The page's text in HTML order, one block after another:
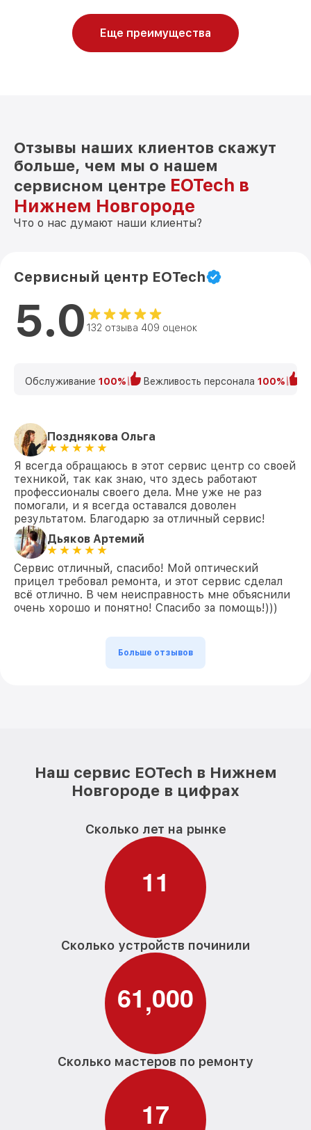
Еще преимущества
Отзывы наших клиентов скажут
больше, чем мы о нашем
сервисном центре EOTech в
Нижнем Новгороде
Что о нас думают наши клиенты?
Сервисный центр EOTech
5.0 132 отзыва 409 оценок
Обслуживание 100% Вежливость персонала 100%
Позднякова Ольга
Я всегда обращаюсь в этот сервис центр со своей
техникой, так как знаю, что здесь работают
профессионалы своего дела. Мне уже не раз
помогали, и я всегда оставался доволен
результатом. Благодарю за отличный сервис!
Дьяков Артемий
Сервис отличный, спасибо! Мой оптический
прицел требовал ремонта, и этот сервис сделал
всё отлично. В чем неисправность мне объяснили
очень хорошо и понятно! Спасибо за помощь!)))
Больше отзывов
Наш сервис EOTech в Нижнем
Новгороде в цифрах
Сколько лет на рынке
11
Сколько устройств починили
61,000
Сколько мастеров по ремонту
17